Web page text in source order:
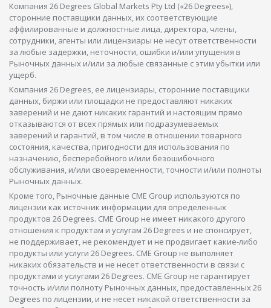
Компания 26 Degrees Global Markets Pty Ltd («26 Degrees»),
сторонние поставщики данных, их соответствующие
аффилированные и должностные лица, директора, члены,
сотрудники, агенты или лицензиары не несут ответственности
за любые задержки, неточности, ошибки и/или упущения в
Рыночных данных и/или за любые связанные с этим убытки или
ущерб.
Компания 26 Degrees, ее лицензиары, сторонние поставщики
данных, биржи или площадки не предоставляют никаких
заверений и не дают никаких гарантий и настоящим прямо
отказываются от всех прямых или подразумеваемых
заверений и гарантий, в том числе в отношении товарного
состояния, качества, пригодности для использования по
назначению, бесперебойного и/или безошибочного
обслуживания, и/или своевременности, точности и/или полноты
Рыночных данных.
Кроме того, Рыночные данные CME Group используются по
лицензии как источник информации для определенных
продуктов 26 Degrees. CME Group не имеет никакого другого
отношения к продуктам и услугам 26 Degrees и не спонсирует,
не поддерживает, не рекомендует и не продвигает какие-либо
продукты или услуги 26 Degrees. CME Group не выполняет
никаких обязательств и не несет ответственности в связи с
продуктами и услугами 26 Degrees. CME Group не гарантирует
точность и/или полноту Рыночных данных, предоставленных 26
Degrees по лицензии, и не несет никакой ответственности за